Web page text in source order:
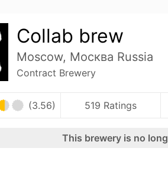
Collab brew
Moscow, Москва Russia
Contract Brewery
(3.56) 519 Ratings
This brewery is no